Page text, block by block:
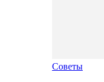
Советы